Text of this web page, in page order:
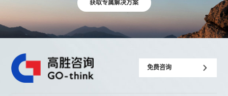
获取专属解决方案
免费咨询